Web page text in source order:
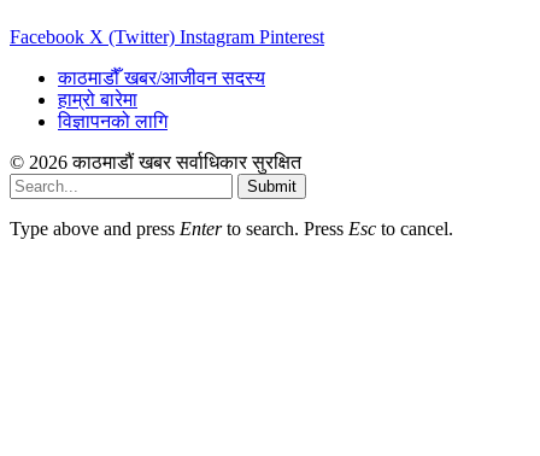
Facebook X (Twitter) Instagram Pinterest
काठमाडौँ खबर/आजीवन सदस्य
हाम्रो बारेमा
विज्ञापनको लागि
© 2026 काठमाडौं खबर सर्वाधिकार सुरक्षित
Submit
Type above and press Enterto search. Press Esc to cancel.